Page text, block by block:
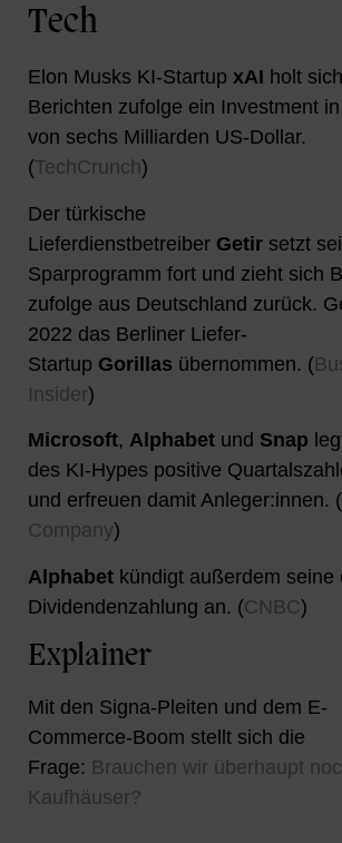
Tech
Elon Musks KI-Startup xAI holt sich
Berichten zufolge ein Investment
von sechs Milliarden US-Dollar.
(TechCrunch)
Der türkische
Lieferdienstbetreiber Getir setzt
Sparprogramm fort und zieht sich
zufolge aus Deutschland zurück.
2022 das Berliner Liefer-
Startup Gorillas übernommen. (
Insider)
Microsoft, Alphabet und Snap
des KI-Hypes positive
und erfreuen damit Anleger:innen. (
Company)
Alphabet kündigt außerdem seine
Dividendenzahlung an. (CNBC)
Explainer
Mit den Signa-Pleiten und dem E-
Commerce-Boom stellt sich die
Frage: Brauchen wir überhaupt
Kaufhäuser?